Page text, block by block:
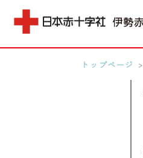
トップページ >